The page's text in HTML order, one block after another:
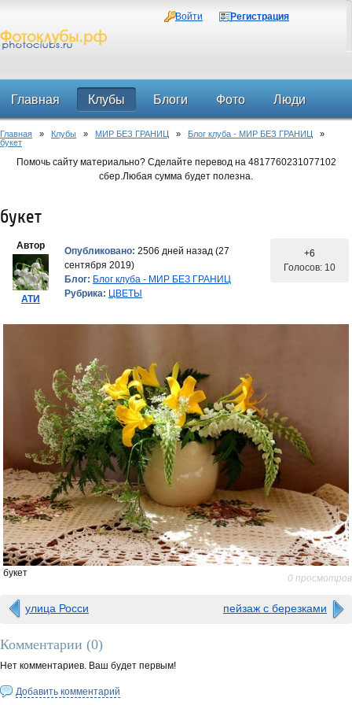
Войти Регистрация
Главная Клубы Блоги Фото Люди
Форум
Главная » Клубы » МИР БЕЗ ГРАНИЦ » Блог клуба - МИР БЕЗ ГРАНИЦ »
букет
Помочь сайту материально? Сделайте перевод на 4817760231077102
сбер.Любая сумма будет полезна.
букет
Автор
АТИ
Опубликовано: 2506 дней назад (27
сентября 2019)
Блог: Блог клуба - МИР БЕЗ ГРАНИЦ
Рубрика: ЦВЕТЫ
+6
Голосов: 10
букет 0 просмотров
улица Росси пейзаж с березками
Комментарии (0)
Нет комментариев. Ваш будет первым!
Добавить комментарий